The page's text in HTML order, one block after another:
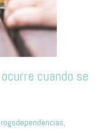
cuando se
,